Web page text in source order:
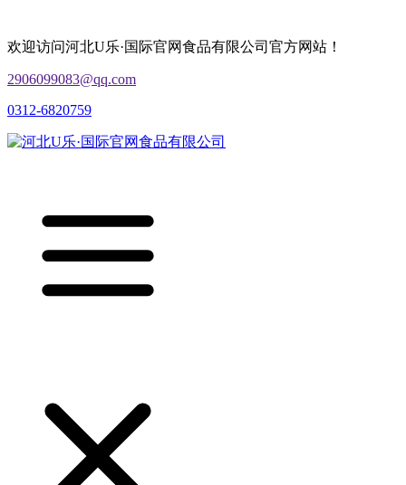
欢迎访问河北U乐·国际官网食品有限公司官方网站！
2906099083@qq.com
0312-6820759